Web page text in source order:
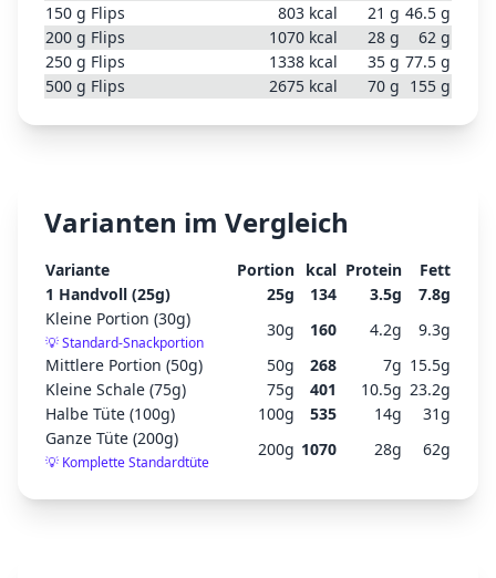
150 g Flips 803 kcal 21 g 46.5 g
200 g Flips 1070 kcal 28 g 62 g
250 g Flips 1338 kcal 35 g 77.5 g
500 g Flips 2675 kcal 70 g 155 g
Varianten im Vergleich
Variante Portion kcal Protein
Fett
1 Handvoll (25g)
25g 134 3.5g 7.8g
Kleine Portion (30g)
💡Standard-Snackportion
30g 160 4.2g 9.3g
Mittlere Portion (50g)
50g 268 7g 15.5g
Kleine Schale (75g)
75g 401 10.5g 23.2g
Halbe Tüte (100g)
100g 535 14g 31g
Ganze Tüte (200g)
💡 Komplette Standardtüte
200g 1070 28g 62g